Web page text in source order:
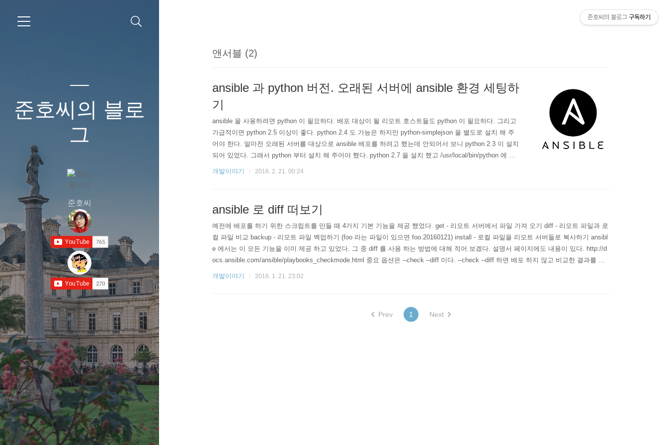
준호씨의 블로
그
준호씨
앤서블 (2)
ansible 과 python 버전. 오래된 서버에 ansible 환경 세팅하
기
ansible 을 사용하려면 python 이 필요하다. 배포 대상이 될 리모트 호스트들도 python 이 필요하다. 그리고
가급적이면 python 2.5 이상이 좋다. python 2.4 도 가능은 하지만 python-simplejson 을 별도로 설치 해 주
어야 한다. 얼마전 오래된 서버를 대상으로 ansible 배포를 하려고 했는데 안되어서 보니 python 2.3 이 설치
되어 있었다. 그래서 python 부터 설치 해 주어야 했다. python 2.7 을 설치 했고 /usr/local/bin/python 에 설
치 하였다. 그런데 여전히 에러가 났다. 찾아 보니 ansible_python_interpreter: /usr/local/bin/python 설정을
개발이야기 2016. 2. 21. 00:24
ansible 로 diff 떠보기
예전에 배포를 하기 위한 스크립트를 만들 때 4가지 기본 기능을 제공 했었다. get - 리모트 서버에서 파일 가져 오기 diff - 리모트 파일과 로
컬 파일 비교 backup - 리모트 파일 백업하기 (foo 라는 파일이 있으면 foo.20160121) install - 로컬 파일을 리모트 서버들로 복사하기 ansibl
e 에서는 이 모든 기능을 이미 제공 하고 있었다. 그 중 diff 를 사용 하는 방법에 대해 적어 보겠다. 설명서 페이지에도 내용이 있다. http://d
ocs.ansible.com/ansible/playbooks_checkmode.html 중요 옵션은 --check --diff 이다. --check --diff 하면 배포 하지 않고 비교한 결과를 보
여 준다. 다음과 같이 사용 할 수 ..
개발이야기 2016. 1. 21. 23:02
Prev 1 Next
준호씨의 블로그 구독하기